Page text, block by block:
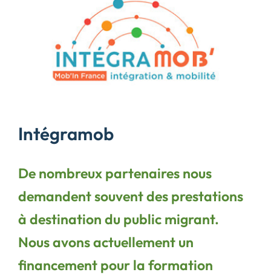
Intégramob
De nombreux partenaires nous
demandent souvent des prestations
à destination du public migrant.
Nous avons actuellement un
financement pour la formation